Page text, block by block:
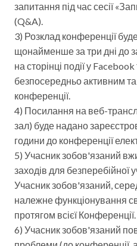
запитання під час сесії
(Q&A).
3) Розклад конференції
щонайменше за три дні до
на сторінці події у
безпосередньо активним
конференції.
4) Посилання на веб-
зал) буде надано
години до конференції
5) Учасник зобов'язаний
заходів для безперебійної
Учасник зобов'язаний,
належне функціонування
протягом всієї Конференції.
6) Учасник зобов'язаний